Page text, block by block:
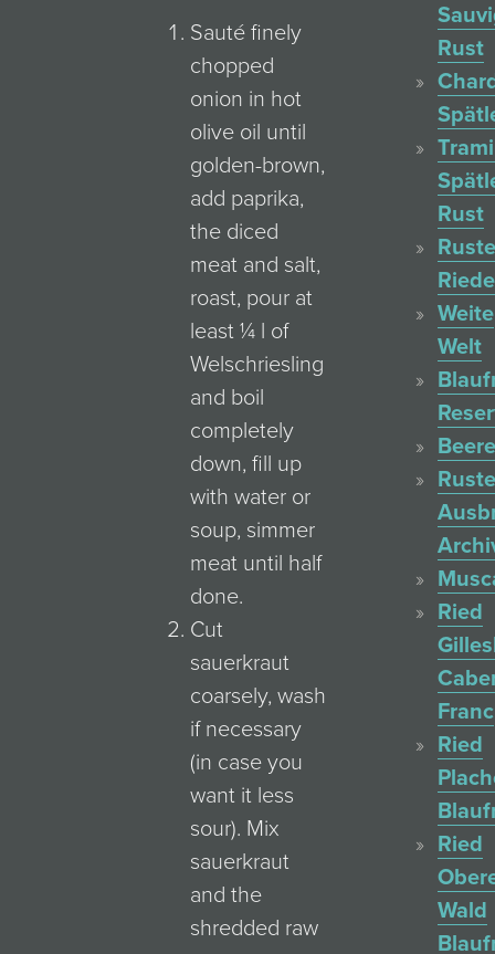
Sauté finely
chopped
onion in hot
olive oil until
golden-brown,
add paprika,
the diced
meat and salt,
roast, pour at
least ¼ l of
Welschriesling
and boil
completely
down, fill up
with water or
soup, simmer
meat until half
done.
Cut
sauerkraut
coarsely, wash
if necessary
(in case you
want it less
sour). Mix
sauerkraut
and the
shredded raw
Rust
Rust
Weite
Welt
Ried
Franc
Ried
Ried
Wald